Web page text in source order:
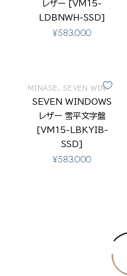
レザー [VM15-
LDBNWH-SSD]
¥583,000
MINASE , SEVEN WINDOWS
SEVEN WINDOWS
レザー 雪平文字盤
[VM15-LBKYIB-
SSD]
¥583,000